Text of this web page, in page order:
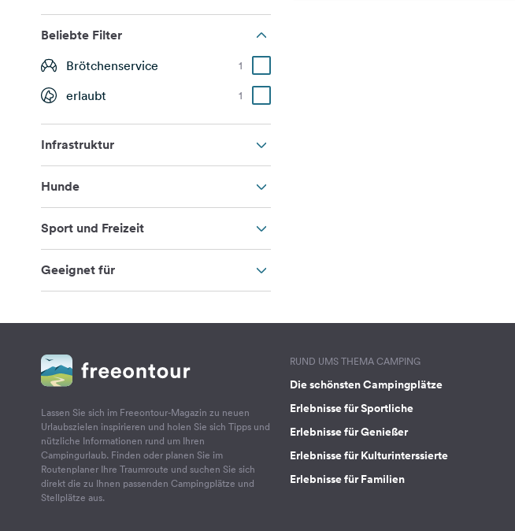
Beliebte Filter
Brötchenservice 1
erlaubt 1
Infrastruktur
Hunde
Sport und Freizeit
Geeignet für
Lassen Sie sich im Freeontour-Magazin zu neuen
Urlaubszielen inspirieren und holen Sie sich Tipps und
nützliche Informationen rund um Ihren
Campingurlaub. Finden oder planen Sie im
Routenplaner Ihre Traumroute und suchen Sie sich
direkt die zu Ihnen passenden Campingplätze und
Stellplätze aus.
RUND UMS THEMA CAMPING
Die schönsten Campingplätze
Erlebnisse für Sportliche
Erlebnisse für Genießer
Erlebnisse für Kulturinterssierte
Erlebnisse für Familien